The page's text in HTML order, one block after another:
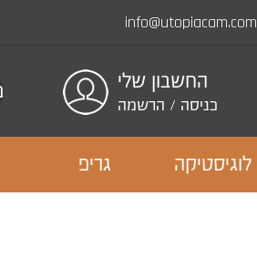
info@utopiacam.com
החשבון שלי
כניסה / הרשמה
גריפ לוגיסטיקה